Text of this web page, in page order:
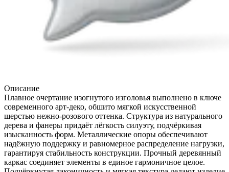
Описание
Плавное очертание изогнутого изголовья выполнено в ключе
современного арт-деко, обшито мягкой искусственной
шерстью нежно-розового оттенка. Структура из натурального
дерева и фанеры придаёт лёгкость силуэту, подчёркивая
изысканность форм. Металлические опоры обеспечивают
надёжную поддержку и равномерное распределение нагрузки,
гарантируя стабильность конструкции. Прочный деревянный
каркас соединяет элементы в единое гармоничное целое.